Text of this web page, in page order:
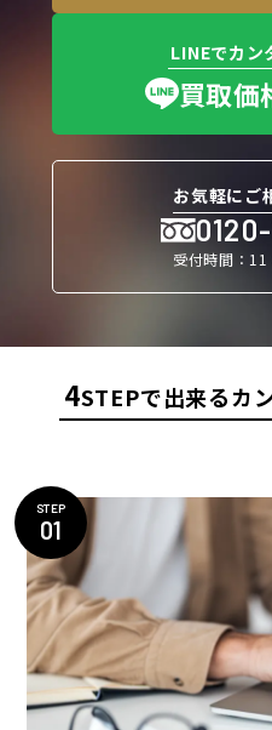
LINEでカン
買取価
お気軽にご
受付時間：
4STEPで出来るカ
STEP
01